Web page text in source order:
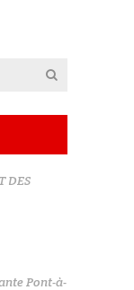
DES
Pont-à-